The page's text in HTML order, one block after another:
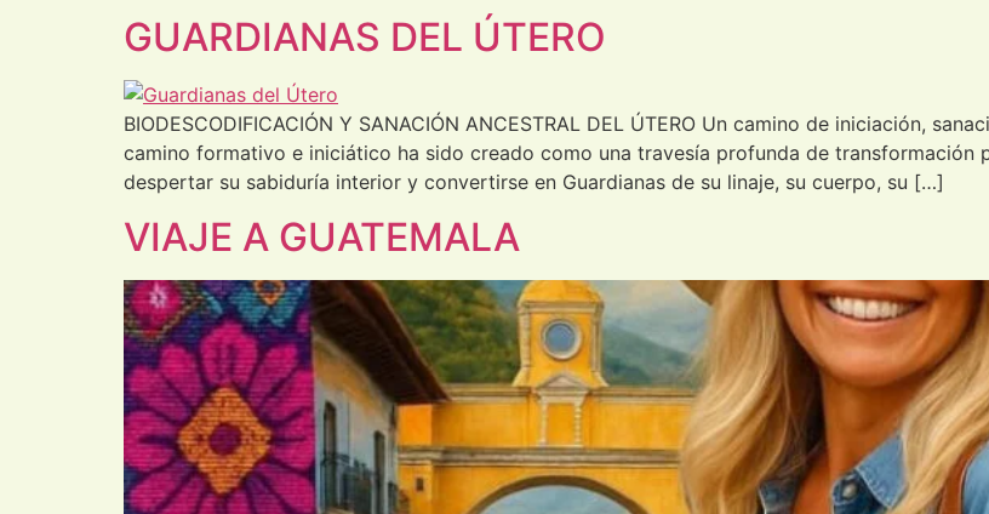
GUARDIANAS DEL ÚTERO
BIODESCODIFICACIÓN Y SANACIÓN ANCESTRAL DEL ÚTERO Un camino de iniciación,
camino formativo e iniciático ha sido creado como una travesía profunda de transformación
despertar su sabiduría interior y convertirse en Guardianas de su linaje, su cuerpo, su […]
VIAJE A GUATEMALA